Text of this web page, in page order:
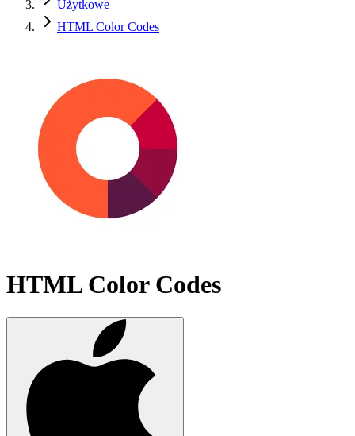
Użytkowe
HTML Color Codes
HTML Color Codes